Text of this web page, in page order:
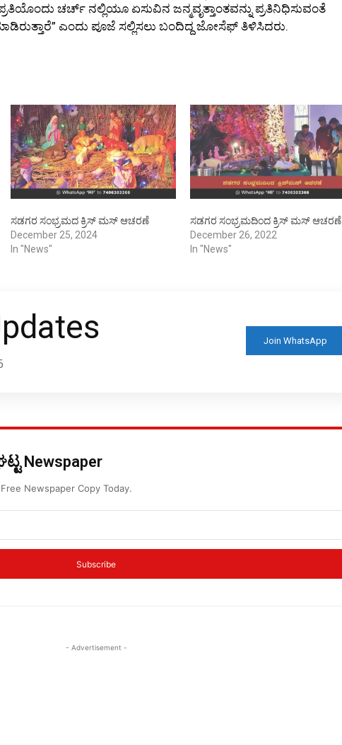
ಚರ್ಚ್ ನಲ್ಲಿಯೂ ಏಸುವಿನ ಜನ್ಮವೃತ್ತಾಂತವನ್ನು ಪ್ರತಿನಿಧಿಸುವಂತೆ
ಎಂದು ಪೂಜೆ ಸಲ್ಲಿಸಲು ಬಂದಿದ್ದ ಜೋಸೆಫ್ ತಿಳಿಸಿದರು.
ಸಡಗರ ಸಂಭ್ರಮದ ಕ್ರಿಸ್ ಮಸ್ ಆಚರಣೆ
December 25, 2024
In "News"
ಸಡಗರ ಸಂಭ್ರಮದಿಂದ ಕ್ರಿಸ್ ಮಸ್ ಆಚರಣೆ
December 26, 2022
In "News"
Join WhatsApp
Newspaper
Newspaper Copy Today.
Subscribe
- Advertisement -